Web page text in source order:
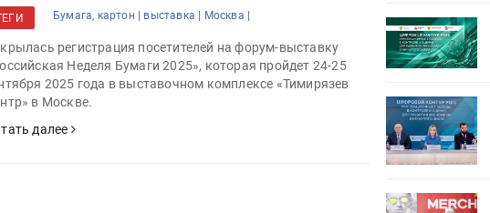
Бумага, картон | выставка | Москва |
регистрация посетителей на форум-выставку
Неделя Бумаги 2025», которая пройдет 24-25
2025 года в выставочном комплексе «Тимирязев
в Москве.
далее
28 июля